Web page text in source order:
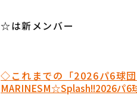
☆は新メンバー
◇これまでの「2026パ6球
MARINESM☆Splash!!2026パ6